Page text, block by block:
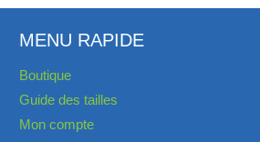
MENU RAPIDE
Boutique
Guide des tailles
Mon compte